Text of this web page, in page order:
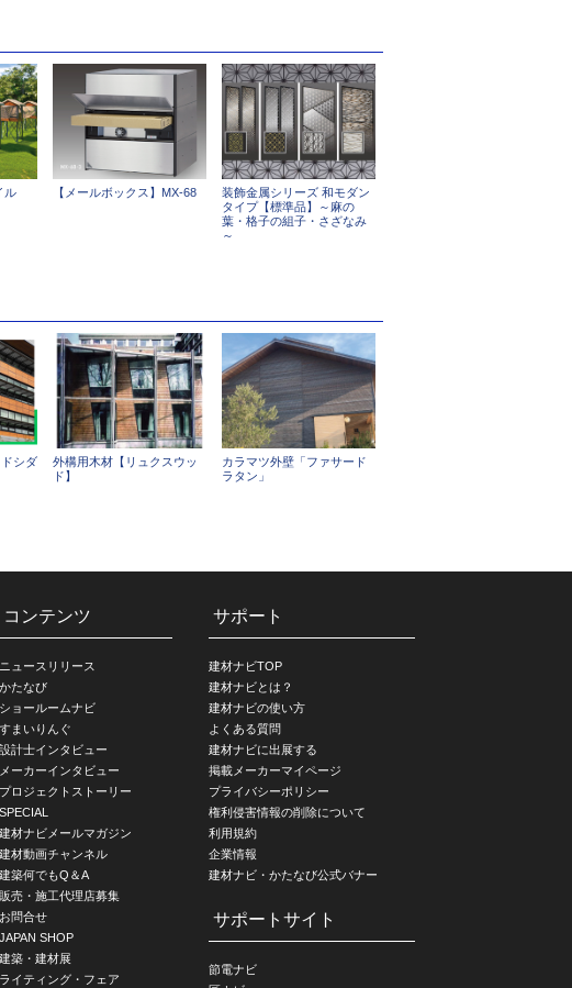
ル 【メールボックス】MX-68
装飾金属シリーズ 和モダン
タイプ【標準品】～麻の
葉・格子の組子・さざなみ
～
シダ
外構用木材【リュクスウッ
ド】
カラマツ外壁「ファサード
ラタン」
コンテンツ
ニュースリリース
かたなび
ショールームナビ
すまいりんぐ
設計士インタビュー
メーカーインタビュー
プロジェクトストーリー
SPECIAL
建材ナビメールマガジン
建材動画チャンネル
建築何でもQ＆A
販売・施工代理店募集
お問合せ
JAPAN SHOP
建築・建材展
ライティング・フェア
サポート
建材ナビTOP
建材ナビとは？
建材ナビの使い方
よくある質問
建材ナビに出展する
掲載メーカーマイページ
プライバシーポリシー
権利侵害情報の削除について
利用規約
企業情報
建材ナビ・かたなび公式バナー
サポートサイト
節電ナビ